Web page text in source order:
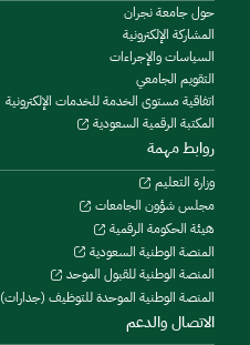
حول جامعة نجران
المشاركة الإلكترونية
السياسات والإجراءات
التقويم الجامعي
اتفاقية مستوى الخدمة للخدمات الإلكترونية
المكتبة الرقمية السعودية
روابط مهمة
وزارة التعليم
مجلس شؤون الجامعات
هيئة الحكومة الرقمية
المنصة الوطنية السعودية
المنصة الوطنية للقبول الموحد
المنصة الوطنية الموحدة للتوظيف (جدارات)
الاتصال والدعم